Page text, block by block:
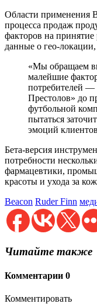
Области применения
процесса продаж
факторов на принятие
данные о гео-
«Мы обращаем
малейшие
потребителей —
Престолов» до
футбольной
пытаться
эмоций
Бета-версия
потребности
фармацевтики,
красоты и ухода за
Beacon Ruder Finn
Читайте также
Комментарии 0
Комментировать